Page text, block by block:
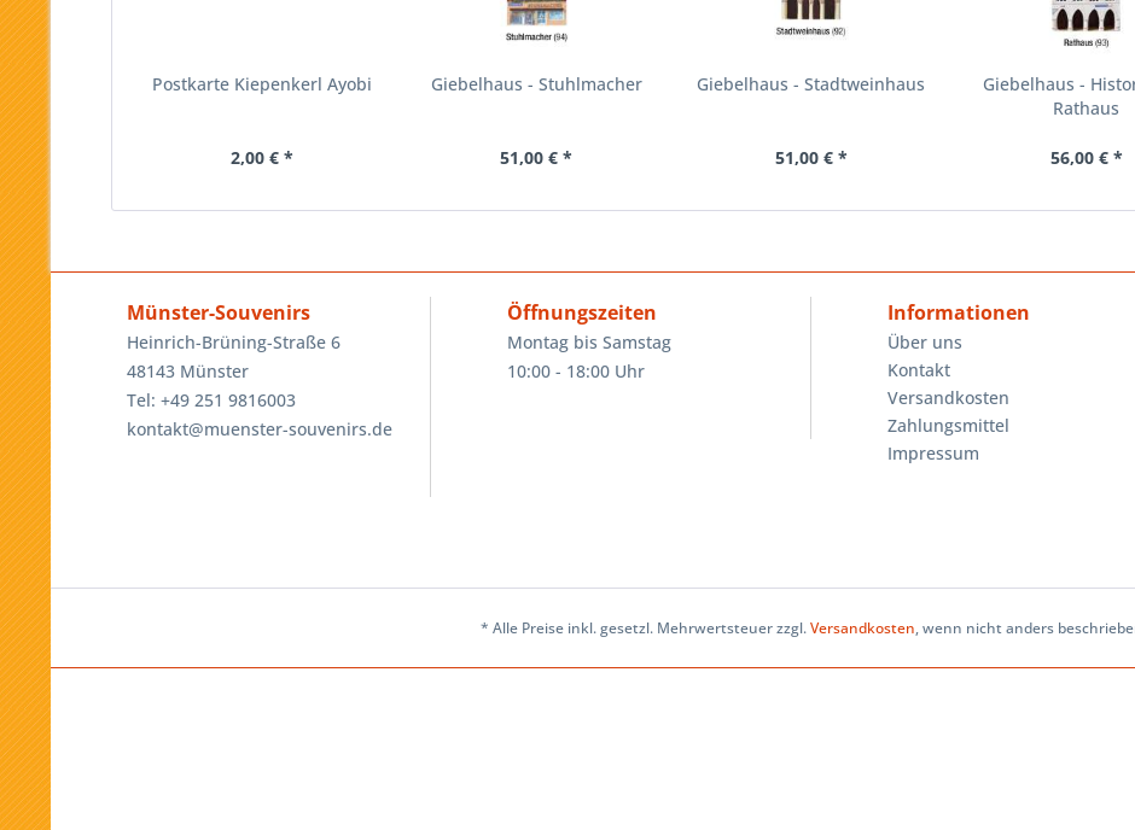
Postkarte Kiepenkerl Ayobi
2,00 € *
Giebelhaus - Stuhlmacher
51,00 € *
Giebelhaus - Stadtweinhaus
51,00 € *
Giebelhaus -
Rathaus
56,00 € *
Münster-Souvenirs
Heinrich-Brüning-Straße 6
48143 Münster
Tel: +49 251 9816003
kontakt@muenster-souvenirs.de
Öffnungszeiten
Montag bis Samstag
10:00 - 18:00 Uhr
Informationen
Über uns
Kontakt
Versandkosten
Zahlungsmittel
Impressum
* Alle Preise inkl. gesetzl. Mehrwertsteuer zzgl.Versandkosten, wenn nicht anders